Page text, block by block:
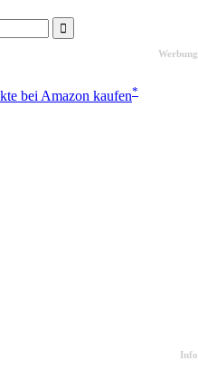
Werbung
bei Amazon kaufen*
Info